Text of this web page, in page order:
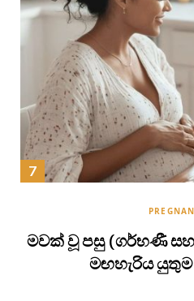
මවක් වූ පසු (ගර්භණී
මඟහැරිය